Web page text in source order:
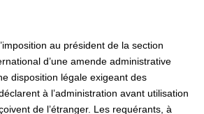
au président de la section
d’une amende administrative
disposition légale exigeant des
à l’administration avant utilisation
de l’étranger. Les requérants, à